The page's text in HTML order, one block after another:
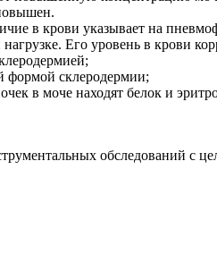
в крови указывает на
Его уровень в крови
формой склеродермии;
в моче находят белок и
обследований с